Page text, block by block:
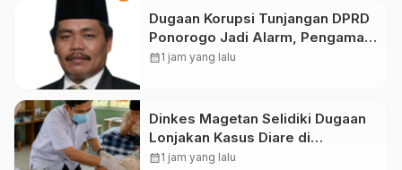
Dugaan Korupsi Tunjangan DPRD
Ponorogo Jadi Alarm, Pengamat
Minta Magetan Perkuat Tata
calendar_month1 jam yang lalu
Dinkes Magetan Selidiki Dugaan
Lonjakan Kasus Diare di
Lembeyan, Lakukan Penyelidikan
calendar_month1 jam yang lalu